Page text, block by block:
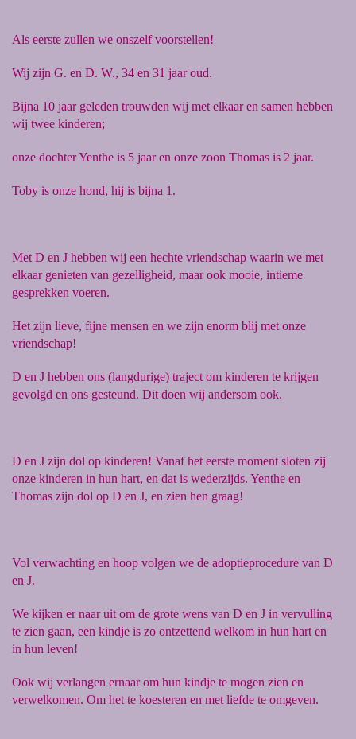
Als eerste zullen we onszelf voorstellen!
Wij zijn G. en D. W., 34 en 31 jaar oud.
Bijna 10 jaar geleden trouwden wij met elkaar en samen hebben
wij twee kinderen;
onze dochter Yenthe is 5 jaar en onze zoon Thomas is 2 jaar.
Toby is onze hond, hij is bijna 1.
Met D en J hebben wij een hechte vriendschap waarin we met
elkaar genieten van gezelligheid, maar ook mooie, intieme
gesprekken voeren.
Het zijn lieve, fijne mensen en we zijn enorm blij met onze
vriendschap!
D en J hebben ons (langdurige) traject om kinderen te krijgen
gevolgd en ons gesteund. Dit doen wij andersom ook.
D en J zijn dol op kinderen! Vanaf het eerste moment sloten zij
onze kinderen in hun hart, en dat is wederzijds. Yenthe en
Thomas zijn dol op D en J, en zien hen graag!
Vol verwachting en hoop volgen we de adoptieprocedure van D
en J.
We kijken er naar uit om de grote wens van D en J in vervulling
te zien gaan, een kindje is zo ontzettend welkom in hun hart en
in hun leven!
Ook wij verlangen ernaar om hun kindje te mogen zien en
verwelkomen. Om het te koesteren en met liefde te omgeven.